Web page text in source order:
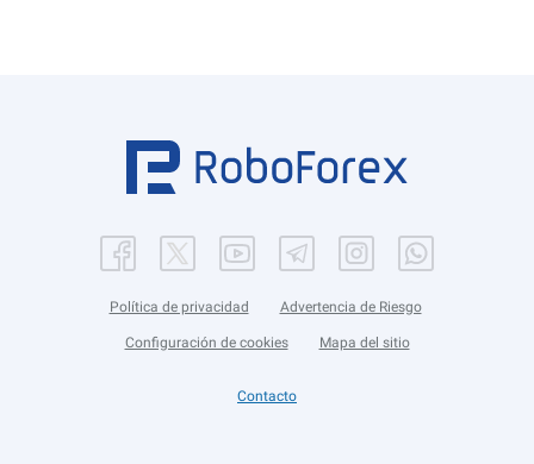
Política de privacidad Advertencia de Riesgo
Configuración de cookies Mapa del sitio
Contacto